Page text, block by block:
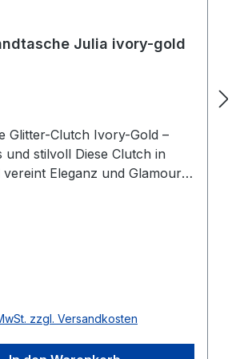
Julia ivory-gold
Glitter-Clutch Ivory-Gold –
und stilvoll Diese Clutch in
Eleganz und Glamour
Mit den Maßen
x 5 cm bietet sie genug Platz
Essentials, ohne ihre
Form zu verlieren.
zzgl. Versandkosten